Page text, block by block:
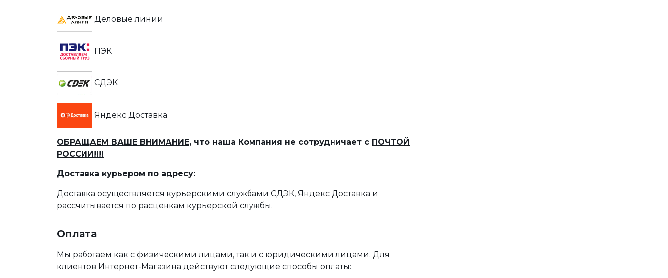
Деловые линии
ПЭК
СДЭК
Яндекс Доставка
ОБРАЩАЕМ ВАШЕ ВНИМАНИЕ, что наша Компания не сотрудничает с ПОЧТОЙ
РОССИИ!!!!
Доставка курьером по адресу:
Доставка осуществляется курьерскими службами СДЭК, Яндекс Доставка и
рассчитывается по расценкам курьерской службы.
Оплата
Мы работаем как с физическими лицами, так и с юридическими лицами. Для
клиентов Интернет-Магазина действуют следующие способы оплаты: